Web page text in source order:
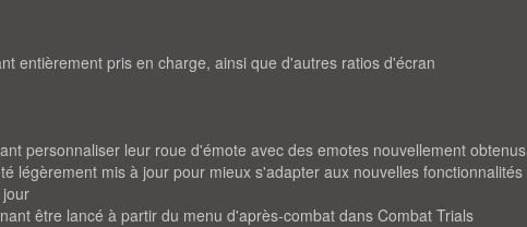
entièrement pris en charge, ainsi que d'autres ratios d'écran
personnaliser leur roue d'émote avec des emotes nouvellement obtenus
légèrement mis à jour pour mieux s'adapter aux nouvelles fonctionnalités
être lancé à partir du menu d'après-combat dans Combat Trials